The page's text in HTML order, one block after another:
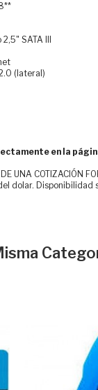
SATA III
(lateral)
en la
DE UNA
dolar.